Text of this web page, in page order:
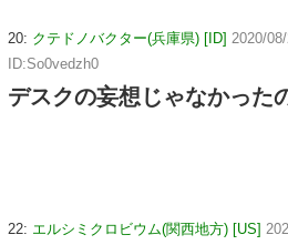
20: クテドノバクター(兵庫県) [ID] 2020/
ID:So0vedzh0
デスクの妄想じゃなかった
22: エルシミクロビウム(関西地方) [US]